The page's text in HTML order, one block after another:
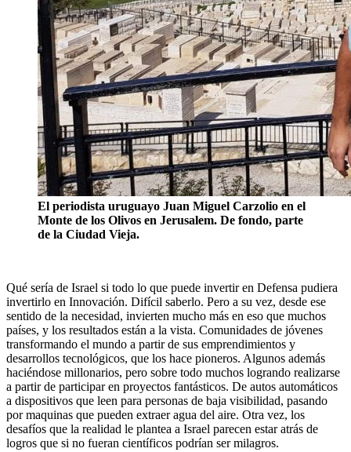
El periodista uruguayo Juan Miguel Carzolio en el
Monte de los Olivos en Jerusalem. De fondo, parte
de la Ciudad Vieja.
Qué sería de Israel si todo lo que puede invertir en Defensa pudiera
invertirlo en Innovación. Difícil saberlo. Pero a su vez, desde ese
sentido de la necesidad, invierten mucho más en eso que muchos
países, y los resultados están a la vista. Comunidades de jóvenes
transformando el mundo a partir de sus emprendimientos y
desarrollos tecnológicos, que los hace pioneros. Algunos además
haciéndose millonarios, pero sobre todo muchos logrando realizarse
a partir de participar en proyectos fantásticos. De autos automáticos
a dispositivos que leen para personas de baja visibilidad, pasando
por maquinas que pueden extraer agua del aire. Otra vez, los
desafíos que la realidad le plantea a Israel parecen estar atrás de
logros que si no fueran científicos podrían ser milagros.